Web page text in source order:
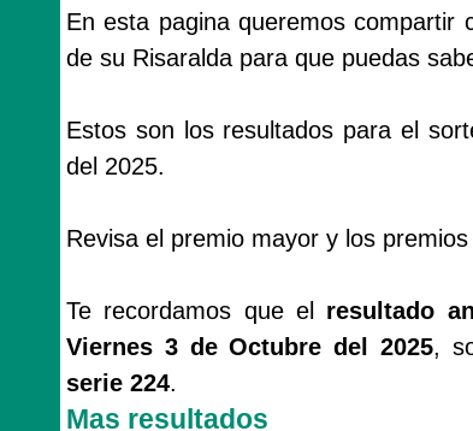
En esta pagina queremos compartir
de su Risaralda para que puedas
Estos son los resultados para el
del 2025.
Revisa el premio mayor y los
Te recordamos que el resultado
Viernes 3 de Octubre del 2025,
serie 224.
Mas resultados